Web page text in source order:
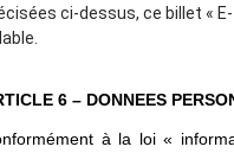
ci-dessus, ce billet «
6 – DONNEES
à la loi «